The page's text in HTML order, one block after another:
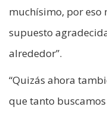
muchísimo, por eso
supuesto
alrededor”.
“Quizás ahora
que tanto